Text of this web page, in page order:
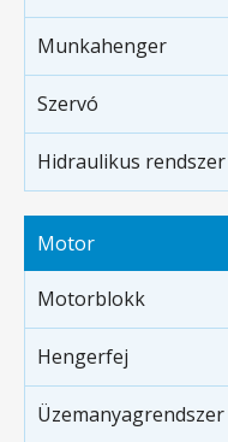
Munkahenger
Szervó
Hidraulikus rendszer
Motor
Motorblokk
Hengerfej
Üzemanyagrendszer